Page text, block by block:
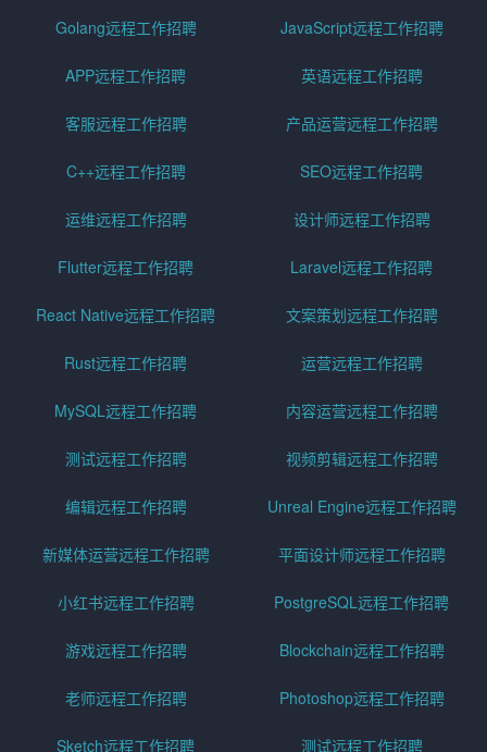
Golang远程工作招聘 JavaScript远程工作招聘
APP远程工作招聘 英语远程工作招聘
客服远程工作招聘 产品运营远程工作招聘
C++远程工作招聘 SEO远程工作招聘
运维远程工作招聘 设计师远程工作招聘
Flutter远程工作招聘 Laravel远程工作招聘
React Native远程工作招聘 文案策划远程工作招聘
Rust远程工作招聘 运营远程工作招聘
MySQL远程工作招聘 内容运营远程工作招聘
测试远程工作招聘 视频剪辑远程工作招聘
编辑远程工作招聘 Unreal Engine远程工作招聘
新媒体运营远程工作招聘 平面设计师远程工作招聘
小红书远程工作招聘 PostgreSQL远程工作招聘
游戏远程工作招聘 Blockchain远程工作招聘
老师远程工作招聘 Photoshop远程工作招聘
Sketch远程工作招聘 测试远程工作招聘